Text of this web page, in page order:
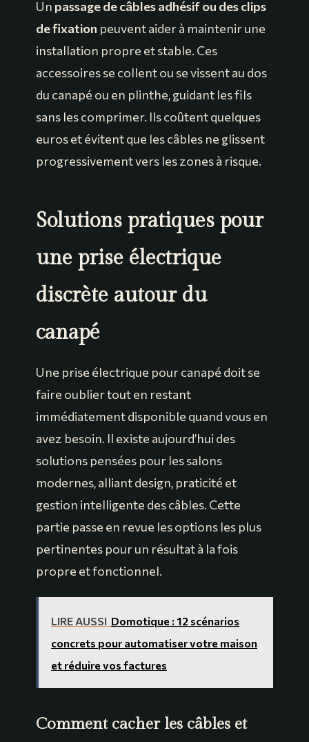
Un passage de câbles adhésif ou des clips
de fixation peuvent aider à maintenir une
installation propre et stable. Ces
accessoires se collent ou se vissent au dos
du canapé ou en plinthe, guidant les fils
sans les comprimer. Ils coûtent quelques
euros et évitent que les câbles ne glissent
progressivement vers les zones à risque.
Solutions pratiques pour
une prise électrique
discrète autour du
canapé
Une prise électrique pour canapé doit se
faire oublier tout en restant
immédiatement disponible quand vous en
avez besoin. Il existe aujourd’hui des
solutions pensées pour les salons
modernes, alliant design, praticité et
gestion intelligente des câbles. Cette
partie passe en revue les options les plus
pertinentes pour un résultat à la fois
propre et fonctionnel.
LIRE AUSSI Domotique : 12 scénarios
concrets pour automatiser votre maison
et réduire vos factures
Comment cacher les câbles et